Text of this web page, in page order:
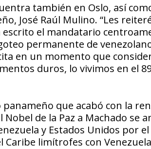
también en Oslo, así
José Raúl Mulino. “Les
escrito el mandatario
permanente de
en un momento que
duros, lo vivimos en el
que acabó con la
de la Paz a Machado se
y Estados Unidos por el
limítrofes con